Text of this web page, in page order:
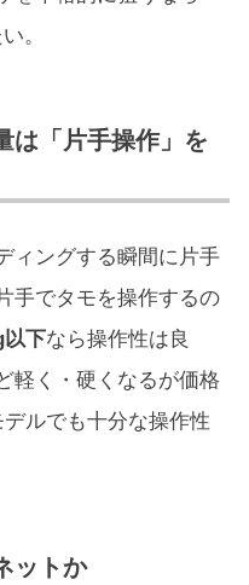
。
「片手操作」を
ィングする瞬間に片手
手でタモを操作するの
以下なら操作性は良
軽く・硬くなるが価格
ルでも十分な操作性
ットか